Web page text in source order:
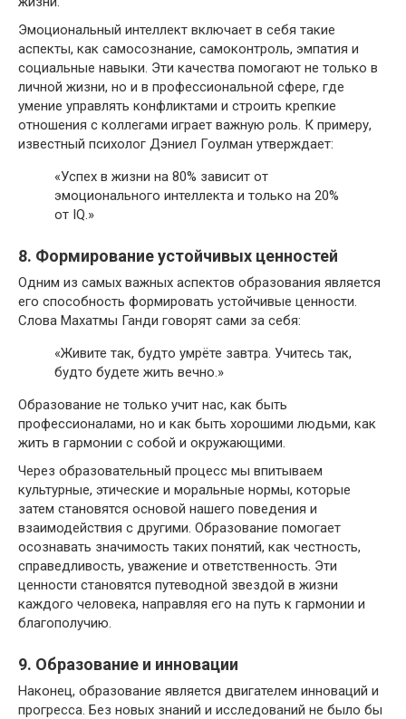
Эмоциональный интеллект включает в себя такие
аспекты, как самосознание, самоконтроль, эмпатия и
социальные навыки. Эти качества помогают не только в
личной жизни, но и в профессиональной сфере, где
умение управлять конфликтами и строить крепкие
отношения с коллегами играет важную роль. К примеру,
известный психолог Дэниел Гоулман утверждает:
«Успех в жизни на 80% зависит от
эмоционального интеллекта и только на 20%
от IQ.»
8. Формирование устойчивых ценностей
Одним из самых важных аспектов образования является
его способность формировать устойчивые ценности.
Слова Махатмы Ганди говорят сами за себя:
«Живите так, будто умрёте завтра. Учитесь так,
будто будете жить вечно.»
Образование не только учит нас, как быть
профессионалами, но и как быть хорошими людьми, как
жить в гармонии с собой и окружающими.
Через образовательный процесс мы впитываем
культурные, этические и моральные нормы, которые
затем становятся основой нашего поведения и
взаимодействия с другими. Образование помогает
осознавать значимость таких понятий, как честность,
справедливость, уважение и ответственность. Эти
ценности становятся путеводной звездой в жизни
каждого человека, направляя его на путь к гармонии и
благополучию.
9. Образование и инновации
Наконец, образование является двигателем инноваций и
прогресса. Без новых знаний и исследований не было бы